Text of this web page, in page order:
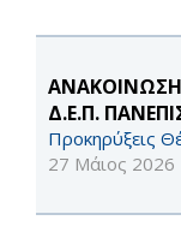
Δ.Ε.Π.
Προκηρύξεις
27 Μάιος 2026